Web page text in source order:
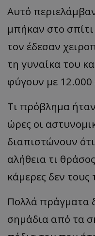
Αυτό
μπήκαν στο
τον έδεσαν
τη γυναίκα του
φύγουν με 12.000
Τι πρόβλημα
ώρες οι
διαπιστώνουν
αλήθεια τι
κάμερες δεν τους
Πολλά πράγματα
σημάδια από τα